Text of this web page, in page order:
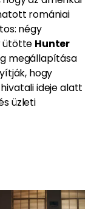
romániai
négy
ütötte Hunter
megállapítása
hogy
ideje alatt
üzleti